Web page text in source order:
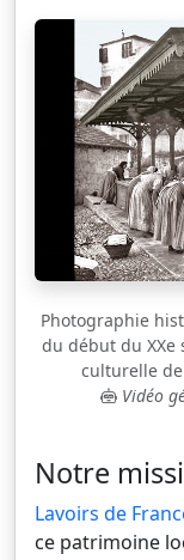
Photographie
du début du
culturelle
Vidéo
Notre
Lavoirs de
ce patrimoine